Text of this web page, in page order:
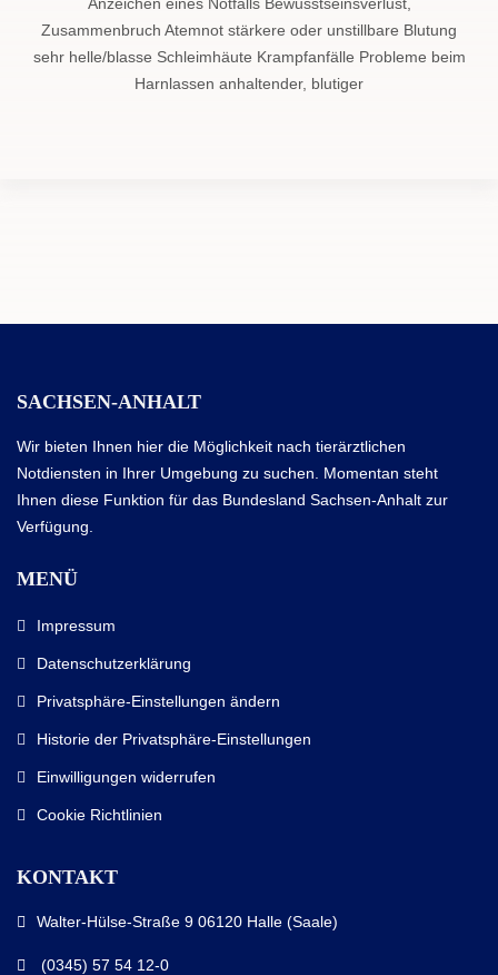
Zusammenbruch Atemnot stärkere oder unstillbare Blutung
sehr helle/blasse Schleimhäute Krampfanfälle Probleme beim
Harnlassen anhaltender, blutiger
SACHSEN-ANHALT
Wir bieten Ihnen hier die Möglichkeit nach tierärztlichen
Notdiensten in Ihrer Umgebung zu suchen. Momentan steht
Ihnen diese Funktion für das Bundesland Sachsen-Anhalt zur
Verfügung.
MENÜ
Impressum
Datenschutzerklärung
Privatsphäre-Einstellungen ändern
Historie der Privatsphäre-Einstellungen
Einwilligungen widerrufen
Cookie Richtlinien
KONTAKT
Walter-Hülse-Straße 9 06120 Halle (Saale)
(0345) 57 54 12-0